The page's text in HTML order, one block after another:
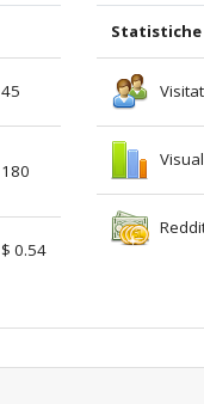
45
180
$ 0.54
Statistiche